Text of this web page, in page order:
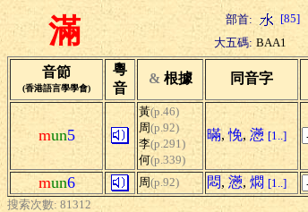
滿 部首: [85]
大五碼: BAA1
音節
(香港語言學學會)
粵
音
& 根據 同音字
mun5
黃(p.46)
周(p.92)
李(p.291)
何(p.339)
暪,悗, 懣 [1..]
mun6 周(p.92) 悶, 懣, 燜 [1..]
搜索次數: 81312